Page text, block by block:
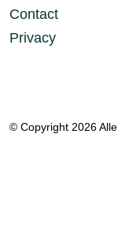
Contact
Privacy
© Copyright 2026